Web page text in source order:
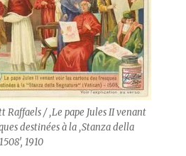
Raffaels / ‚Le pape Jules II venant
destinées à la ‚Stanza della
1910